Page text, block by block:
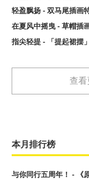
轻盈飘扬 - 双马尾插画
在夏风中摇曳 - 草帽插
指尖轻提 - 「提起裙摆
查
本月排行榜
与你同行五周年！ - 《